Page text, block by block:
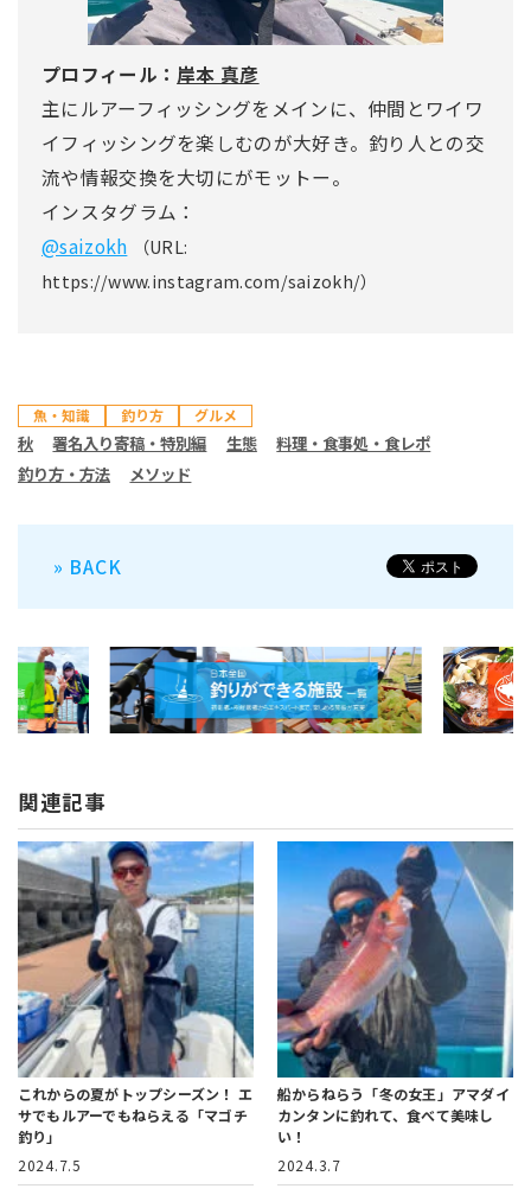
プロフィール： 岸本 真彦
主にルアーフィッシングをメインに、仲間とワイワ
イフィッシングを楽しむのが大好き。釣り人との交
流や情報交換を大切にがモットー。
インスタグラム：
@saizokh
（URL:
https://www.instagram.com/saizokh/）
魚・知識 釣り方 グルメ
秋 署名入り寄稿・特別編 生態
料理・食事処・食レポ
釣り方・方法
メソッド
» BACK
関連記事
これからの夏がトップシーズン！ エ
サでもルアーでもねらえる「マゴチ
釣り」
2024.7.5
船からねらう「冬の女王」アマダイ
カンタンに釣れて、食べて美味し
い！
2024.3.7